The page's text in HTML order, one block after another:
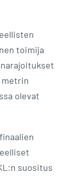
toimija
metrin
olevat
suositus